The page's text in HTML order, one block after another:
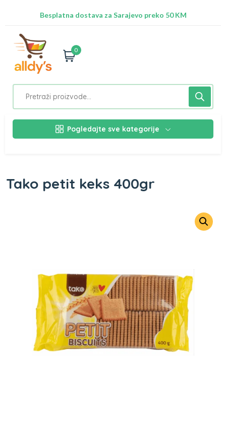
Besplatna dostava za Sarajevo preko 50 KM
0
Pogledajte sve kategorije
Tako petit keks 400gr